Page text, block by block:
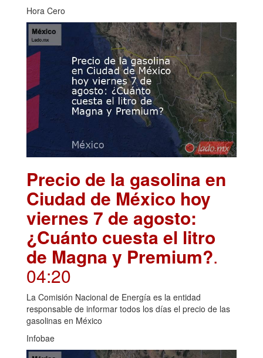
Hora Cero
Precio de la gasolina en
Ciudad de México hoy
viernes 7 de agosto:
¿Cuánto cuesta el litro
de Magna y Premium?.
04:20
La Comisión Nacional de Energía es la entidad
responsable de informar todos los días el precio de las
gasolinas en México
Infobae